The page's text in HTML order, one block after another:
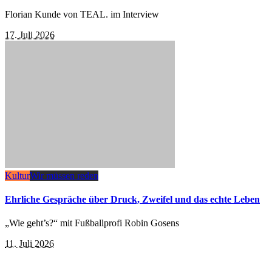
Florian Kunde von TEAL. im Interview
17. Juli 2026
KulturWir müssen reden
Ehrliche Gespräche über Druck, Zweifel und das echte Leben
„Wie geht’s?“ mit Fußballprofi Robin Gosens
11. Juli 2026